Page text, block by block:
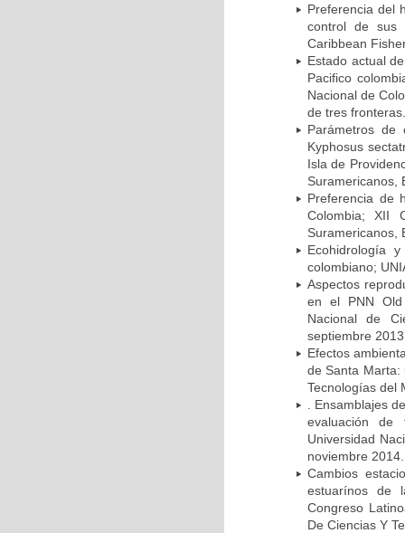
Preferencia del
control de sus
Caribbean
Estado actual
Pacifico
Nacional de
de tres
Parámetros de
Kyphosus
Isla de
Suramericanos,
Preferencia de
Colombia; XII
Suramericanos,
Ecohidrología
colombiano;
Aspectos
en el PNN Old
Nacional de
septiembre
Efectos
de Santa Marta:
Tecnologías del
. Ensamblajes
evaluación de
Universidad
noviembre 2014.
Cambios
estuarínos de
Congreso
De Ciencias Y